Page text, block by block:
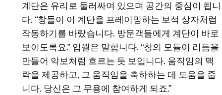
계단은 유리로 둘러싸여 있으며 공간의 중심이 됩니
다. “창들이 이 계단을 프레이밍하는 보석 상자처럼
작동하기를 바랐습니다. 방문객들에게 계단이 바로
보이도록요.” 업월은 말합니다. “창의 모듈이 리듬을
만들어 악보처럼 흐르는 듯 보입니다. 움직임의 맥
락을 제공하고, 그 움직임을 축하하는 데 도움을 줍
니다. 당신은 그 무용에 참여하게 되죠.”